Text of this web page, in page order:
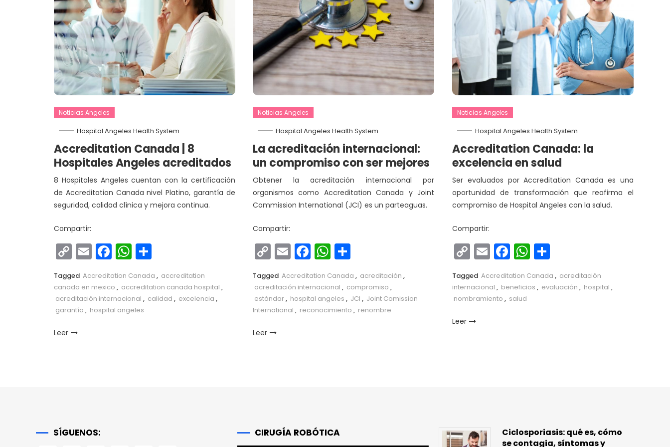
Noticias Angeles
Hospital Angeles Health System
Accreditation Canada | 8
Hospitales Angeles acreditados
8 Hospitales Angeles cuentan con la certificación
de Accreditation Canada nivel Platino, garantía de
seguridad, calidad clínica y mejora continua.
Compartir:
Copy
Link
EmailFacebook
WhatsApp
Tagged Accreditation Canada , accreditation
canada en mexico , accreditation canada hospital ,
acreditación internacional , calidad , excelencia ,
garantía , hospital angeles
Leer
Noticias Angeles
Hospital Angeles Health System
La acreditación internacional:
un compromiso con ser mejores
Obtener la acreditación internacional por
organismos como Accreditation Canada y Joint
Commission International (JCI) es un parteaguas.
Compartir:
Copy
Link
EmailFacebook
WhatsApp
Tagged Accreditation Canada , acreditación ,
acreditación internacional , compromiso ,
estándar, hospital angeles , JCI , Joint Comission
International , reconocimiento , renombre
Leer
Noticias Angeles
Hospital Angeles Health System
Accreditation Canada: la
excelencia en salud
Ser evaluados por Accreditation Canada es una
oportunidad de transformación que reafirma el
compromiso de Hospital Angeles con la salud.
Compartir:
Copy
Link
EmailFacebook
WhatsApp
Tagged Accreditation Canada , acreditación
internacional , beneficios , evaluación , hospital ,
nombramiento , salud
Leer
SÍGUENOS: CIRUGÍA ROBÓTICA
Ciclosporiasis: qué es, cómo
se contagia, síntomas y